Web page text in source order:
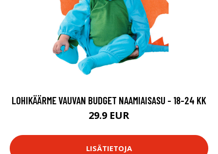
LOHIKÄÄRME VAUVAN BUDGET NAAMIAISASU - 18-24 KK
29.9 EUR
LISÄTIETOJA